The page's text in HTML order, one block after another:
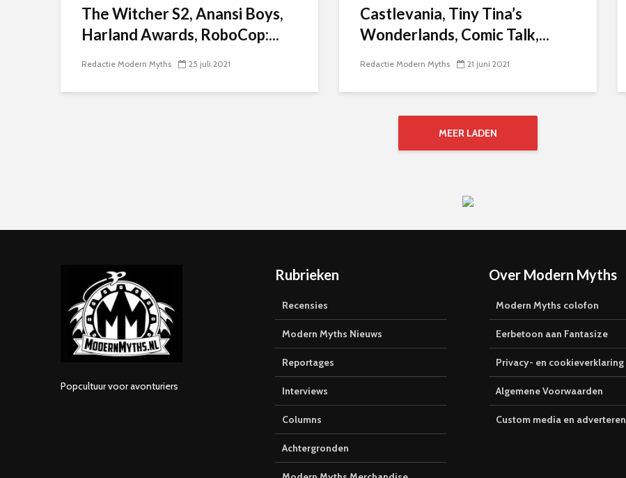
The Witcher S2, Anansi Boys,
Harland Awards, RoboCop:...
Redactie Modern Myths 25 juli 2021
Castlevania, Tiny Tina’s
Wonderlands, Comic Talk,...
Redactie Modern Myths 21 juni 2021
MEER LADEN
Popcultuur voor avonturiers
Rubrieken
Recensies
Modern Myths Nieuws
Reportages
Interviews
Columns
Achtergronden
Over Modern Myths
Modern Myths colofon
Eerbetoon aan Fantasize
Privacy- en cookieverklaring
Algemene Voorwaarden
Custom media en adverteren